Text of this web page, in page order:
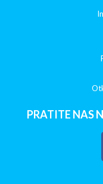
PRATITE NAS